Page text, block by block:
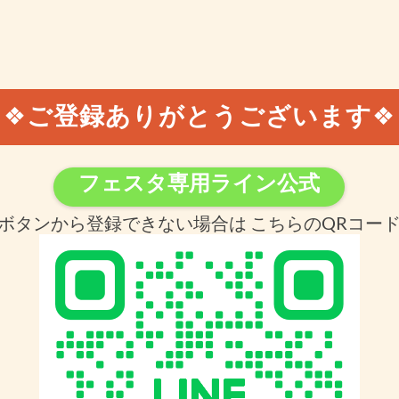
❖ご登録ありがとうございます❖
フェスタ専用ライン公式
タンから登録できない場合は こちらのQRコー